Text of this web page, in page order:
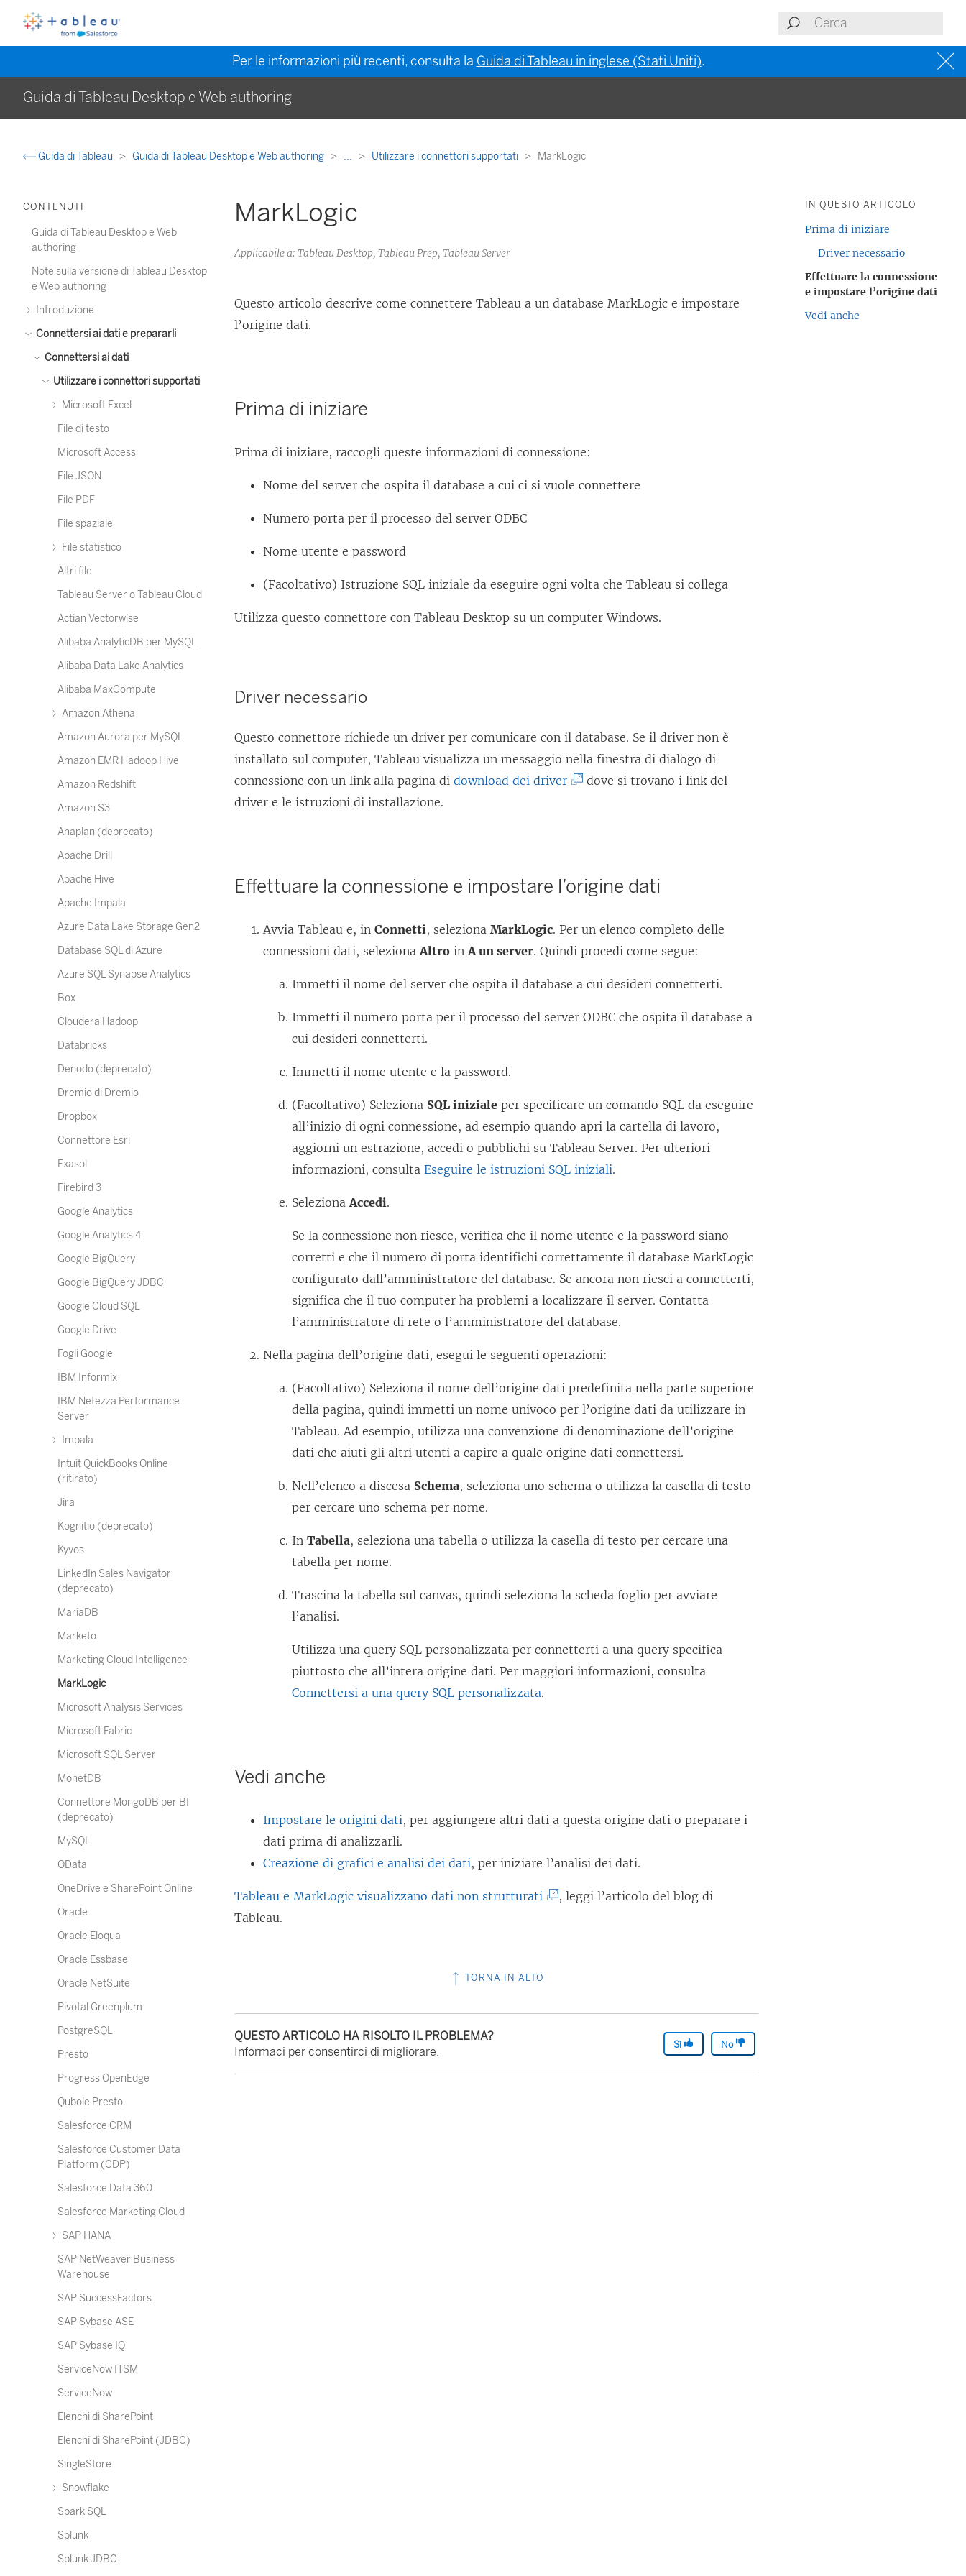
Per le informazioni più recenti, consulta la Guida di Tableau in inglese (Stati Uniti).
Guida di Tableau Desktop e Web authoring
Guida di Tableau Guida di Tableau Desktop e Web authoring ... Utilizzare i connettori supportati MarkLogic
CONTENUTI
Guida di Tableau Desktop e Web
authoring
Note sulla versione di Tableau Desktop
e Web authoring
Introduzione
Connettersi ai dati e prepararli
Connettersi ai dati
Utilizzare i connettori supportati
Microsoft Excel
File di testo
Microsoft Access
File JSON
File PDF
File spaziale
File statistico
Altri file
Tableau Server o Tableau Cloud
Actian Vectorwise
Alibaba AnalyticDB per MySQL
Alibaba Data Lake Analytics
Alibaba MaxCompute
Amazon Athena
Amazon Aurora per MySQL
Amazon EMR Hadoop Hive
Amazon Redshift
Amazon S3
Anaplan (deprecato)
Apache Drill
Apache Hive
Apache Impala
Azure Data Lake Storage Gen2
Database SQL di Azure
Azure SQL Synapse Analytics
Box
Cloudera Hadoop
Databricks
Denodo (deprecato)
Dremio di Dremio
Dropbox
Connettore Esri
Exasol
Firebird 3
Google Analytics
Google Analytics 4
Google BigQuery
Google BigQuery JDBC
Google Cloud SQL
Google Drive
Fogli Google
IBM Informix
IBM Netezza Performance
Server
Impala
Intuit QuickBooks Online
(ritirato)
Jira
Kognitio (deprecato)
Kyvos
LinkedIn Sales Navigator
(deprecato)
MariaDB
Marketo
Marketing Cloud Intelligence
MarkLogic
Microsoft Analysis Services
Microsoft Fabric
Microsoft SQL Server
MonetDB
Connettore MongoDB per BI
(deprecato)
MySQL
OData
OneDrive e SharePoint Online
Oracle
Oracle Eloqua
Oracle Essbase
Oracle NetSuite
Pivotal Greenplum
PostgreSQL
Presto
Progress OpenEdge
Qubole Presto
Salesforce CRM
Salesforce Customer Data
Platform (CDP)
Salesforce Data 360
Salesforce Marketing Cloud
SAP HANA
SAP NetWeaver Business
Warehouse
SAP SuccessFactors
SAP Sybase ASE
SAP Sybase IQ
ServiceNow ITSM
ServiceNow
Elenchi di SharePoint
Elenchi di SharePoint (JDBC)
SingleStore
Snowflake
Spark SQL
Splunk
Splunk JDBC
MarkLogic
Applicabile a: Tableau Desktop, Tableau Prep, Tableau Server
Questo articolo descrive come connettere Tableau a un database MarkLogic e impostare
l’origine dati.
Prima di iniziare
Prima di iniziare, raccogli queste informazioni di connessione:
Nome del server che ospita il database a cui ci si vuole connettere
Numero porta per il processo del server ODBC
Nome utente e password
(Facoltativo) Istruzione SQL iniziale da eseguire ogni volta che Tableau si collega
Utilizza questo connettore con Tableau Desktop su un computer Windows.
Driver necessario
Questo connettore richiede un driver per comunicare con il database. Se il driver non è
installato sul computer, Tableau visualizza un messaggio nella finestra di dialogo di
connessione con un link alla pagina didownload dei driver(
l
e
g
e
v
i
e
n
p
e
r
t
o
n
u
n
a
n
o
a
n
s
t
dove si trovano i link del
driver e le istruzioni di installazione.
Effettuare la connessione e impostare l’origine dati
Avvia Tableau e, inConnetti, selezionaMarkLogic. Per un elenco completo delle
connessioni dati, selezionaAltro inA un server. Quindi procedi come segue:
Immetti il nome del server che ospita il database a cui desideri connetterti.
Immetti il numero porta per il processo del server ODBC che ospita il database a
cui desideri connetterti.
Immetti il nome utente e la password.
(Facoltativo) Seleziona SQL iniziale per specificare un comando SQL da eseguire
all’inizio di ogni connessione, ad esempio quando apri la cartella di lavoro,
aggiorni un estrazione, accedi o pubblichi su Tableau Server. Per ulteriori
informazioni, consultaEseguire le istruzioni SQL iniziali.
SelezionaAccedi.
Se la connessione non riesce, verifica che il nome utente e la password siano
corretti e che il numero di porta identifichi correttamente il database MarkLogic
configurato dall’amministratore del database. Se ancora non riesci a connetterti,
significa che il tuo computer ha problemi a localizzare il server. Contatta
l’amministratore di rete o l’amministratore del database.
Nella pagina dell’origine dati, esegui le seguenti operazioni:
(Facoltativo) Seleziona il nome dell’origine dati predefinita nella parte superiore
della pagina, quindi immetti un nome univoco per l’origine dati da utilizzare in
Tableau. Ad esempio, utilizza una convenzione di denominazione dell’origine
dati che aiuti gli altri utenti a capire a quale origine dati connettersi.
Nell’elenco a discesa Schema, seleziona uno schema o utilizza la casella di testo
per cercare uno schema per nome.
InTabella, seleziona una tabella o utilizza la casella di testo per cercare una
tabella per nome.
Trascina la tabella sul canvas, quindi seleziona la scheda foglio per avviare
l’analisi.
Utilizza una query SQL personalizzata per connetterti a una query specifica
piuttosto che all’intera origine dati. Per maggiori informazioni, consulta
Connettersi a una query SQL personalizzata.
Vedi anche
Impostare le origini dati, per aggiungere altri dati a questa origine dati o preparare i
dati prima di analizzarli.
Creazione di grafici e analisi dei dati, per iniziare l’analisi dei dati.
Tableau e MarkLogic visualizzano dati non strutturati (
o
, leggi l’articolo del blog di
Tableau.
TORNA IN ALTO
QUESTO ARTICOLO HA RISOLTO IL PROBLEMA?
Informaci per consentirci di migliorare.
Sì No
IN QUESTO ARTICOLO
Prima di iniziare
Driver necessario
Effettuare la connessione
e impostare l’origine dati
Vedi anche